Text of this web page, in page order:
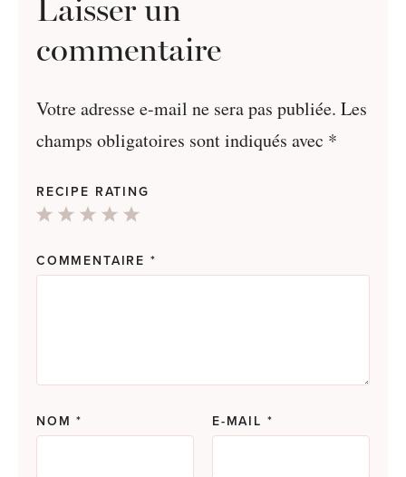
Laisser un
commentaire
Votre adresse e-mail ne sera pas publiée. Les
champs obligatoires sont indiqués avec *
RECIPE RATING
4
3
2
1
COMMENTAIRE *
NOM* E-MAIL *